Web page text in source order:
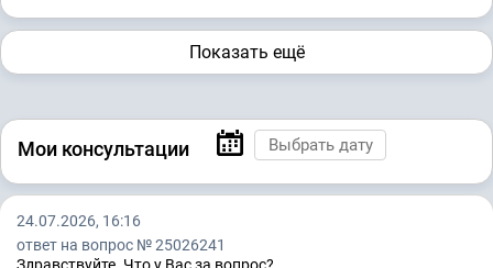
Показать ещё
Мои консультации
24.07.2026, 16:16
ответ на вопрос № 25026241